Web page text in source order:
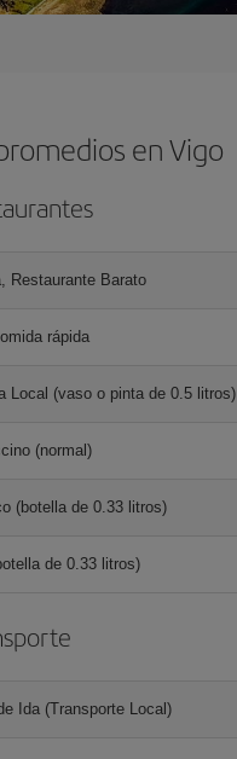
en Vigo
Restaurante Barato
rápida
Local (vaso o pinta de 0.5 litros)
(normal)
(botella de 0.33 litros)
de 0.33 litros)
Ida (Transporte Local)